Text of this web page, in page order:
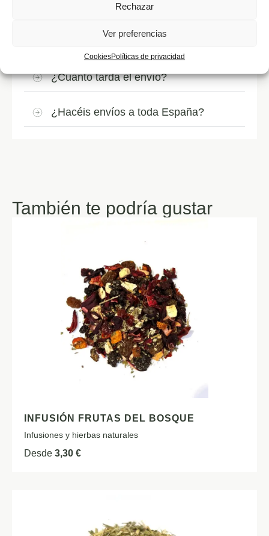
Rechazar
Ver preferencias
CookiesPolíticas de privacidad
¿Qué método de preparación es mejor?
¿Cómo debo conservar el café?
¿Cuánto tarda el envío?
¿Hacéis envíos a toda España?
También te podría gustar
INFUSIÓN FRUTAS DEL BOSQUE
Infusiones y hierbas naturales
Desde 3,30 €